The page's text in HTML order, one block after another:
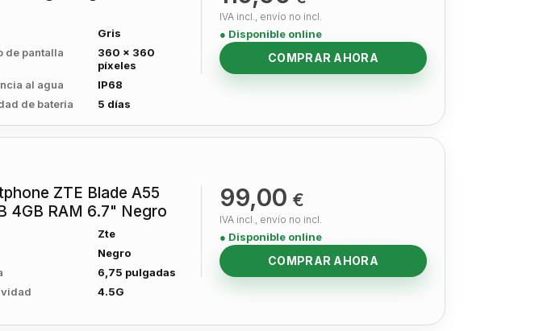
Gris
de pantalla
360 x 360
píxeles
al agua
IP68
de batería
5 días
IVA incl., envío no incl.
● Disponible online
COMPRAR AHORA
ZTE Blade A55
4GB RAM 6.7" Negro
Zte
Negro
6,75 pulgadas
4.5G
99,00 €
IVA incl., envío no incl.
● Disponible online
COMPRAR AHORA